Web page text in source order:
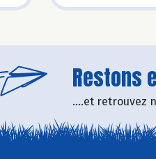
Restons
....et retrouvez